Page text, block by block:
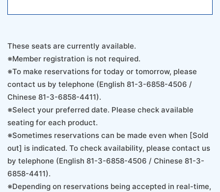
These seats are currently available.
※Member registration is not required.
※To make reservations for today or tomorrow, please
contact us by telephone (English 81-3-6858-4506 /
Chinese 81-3-6858-4411).
※Select your preferred date. Please check available
seating for each product.
※Sometimes reservations can be made even when [Sold
out] is indicated. To check availability, please contact us
by telephone (English 81-3-6858-4506 / Chinese 81-3-
6858-4411).
※Depending on reservations being accepted in real-time,